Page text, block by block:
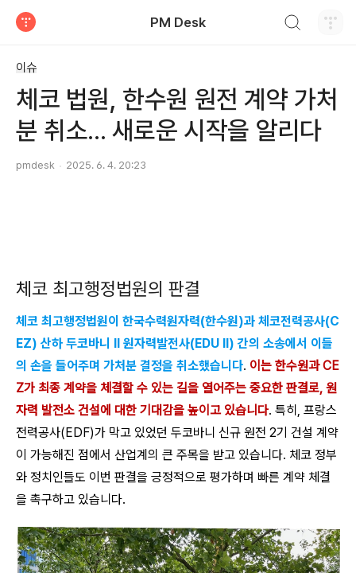
PM Desk
이슈
체코 법원, 한수원 원전 계약 가처
분 취소... 새로운 시작을 알리다
pmdesk 2025. 6. 4. 20:23
체코 최고행정법원의 판결
체코 최고행정법원이 한국수력원자력(한수원)과 체코전력공사(C
EZ) 산하 두코바니 II 원자력발전사(EDU II) 간의 소송에서 이들
의 손을 들어주며 가처분 결정을 취소했습니다. 이는 한수원과 CE
Z가 최종 계약을 체결할 수 있는 길을 열어주는 중요한 판결로, 원
자력 발전소 건설에 대한 기대감을 높이고 있습니다. 특히, 프랑스
전력공사(EDF)가 막고 있었던 두코바니 신규 원전 2기 건설 계약
이 가능해진 점에서 산업계의 큰 주목을 받고 있습니다. 체코 정부
와 정치인들도 이번 판결을 긍정적으로 평가하며 빠른 계약 체결
을 촉구하고 있습니다.